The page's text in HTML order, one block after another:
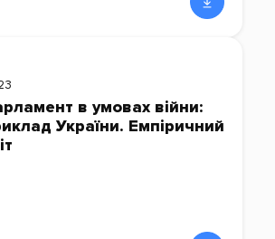
в умовах війни:
України. Емпіричний